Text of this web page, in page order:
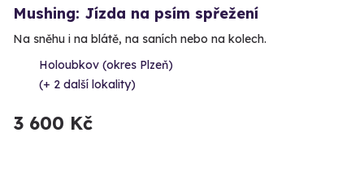
Mushing: Jízda na psím spřežení
Na sněhu i na blátě, na saních nebo na kolech.
Holoubkov (okres Plzeň)
(+ 2 další lokality)
3 600 Kč